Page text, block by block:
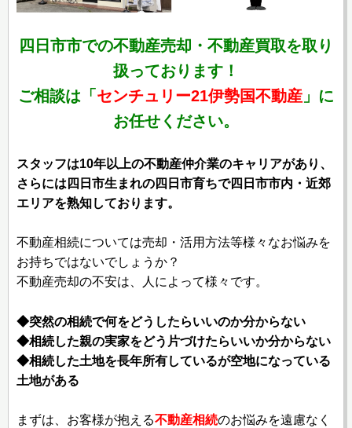
四日市市での不動産売却・不動産買取を取り
扱っております！
ご相談は「 センチュリー21伊勢国不動産 」に
お任せください。
スタッフは10年以上の不動産仲介業のキャリアがあり、
さらには四日市生まれの四日市育ちで四日市市内・近郊
エリアを熟知しております。
不動産相続については売却・活用方法等様々なお悩みを
お持ちではないでしょうか？
不動産売却の不安は、人によって様々です。
◆突然の相続で何をどうしたらいいのか分からない
◆相続した親の実家をどう片づけたらいいか分からない
◆相続した土地を長年所有しているが空地になっている
土地がある
まずは、お客様が抱える不動産相続のお悩みを遠慮なく